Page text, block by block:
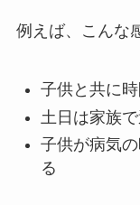
例えば、こんな
子供と共に
土日は家族
子供が病気
る